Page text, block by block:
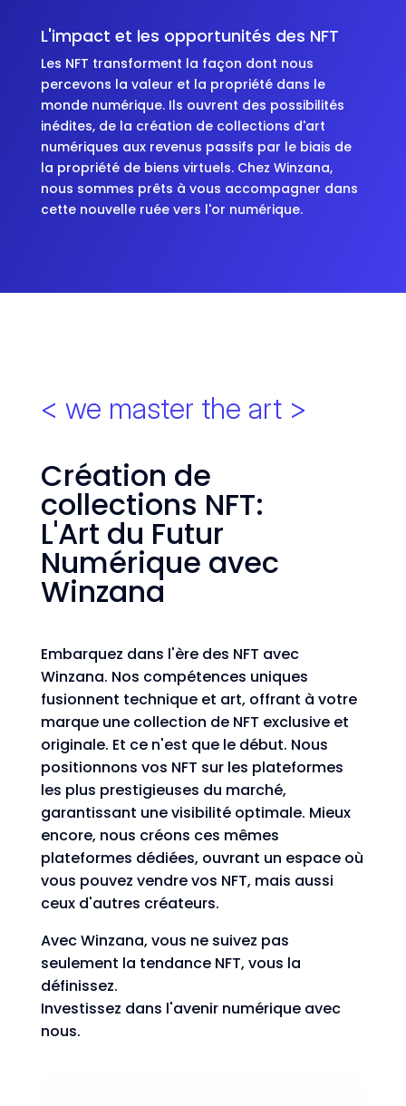
L'impact et les opportunités des NFT
Les NFT transforment la façon dont nous
percevons la valeur et la propriété dans le
monde numérique. Ils ouvrent des possibilités
inédites, de la création de collections d'art
numériques aux revenus passifs par le biais de
la propriété de biens virtuels. Chez Winzana,
nous sommes prêts à vous accompagner dans
cette nouvelle ruée vers l'or numérique.
< we master the art >
Création de
collections NFT:
L'Art du Futur
Numérique avec
Winzana
Embarquez dans l'ère des NFT avec
Winzana. Nos compétences uniques
fusionnent technique et art, offrant à votre
marque une collection de NFT exclusive et
originale. Et ce n'est que le début. Nous
positionnons vos NFT sur les plateformes
les plus prestigieuses du marché,
garantissant une visibilité optimale. Mieux
encore, nous créons ces mêmes
plateformes dédiées, ouvrant un espace où
vous pouvez vendre vos NFT, mais aussi
ceux d'autres créateurs.
Avec Winzana, vous ne suivez pas
seulement la tendance NFT, vous la
définissez.
Investissez dans l'avenir numérique avec
nous.